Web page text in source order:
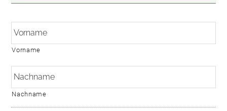
N
a
e
Vorname
Nachname